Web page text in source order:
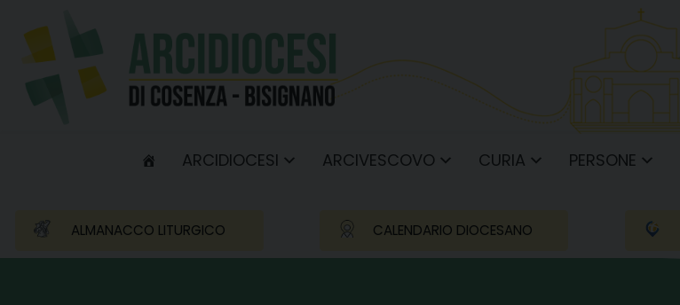
content
ARCIDIOCESI ARCIVESCOVO CURIA PERSONE
ALMANACCO LITURGICO CALENDARIO DIOCESANO